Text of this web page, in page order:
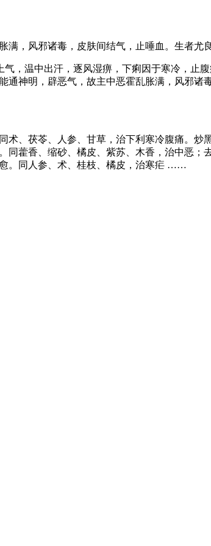
，风邪诸毒，皮肤间结气，止唾血。生者尤良
，温中出汗，逐风湿痹，下痢因于寒冷，止腹
神明，辟恶气，故主中恶霍乱胀满，风邪诸
、茯苓、人参、甘草，治下利寒冷腹痛。炒
藿香、缩砂、橘皮、紫苏、木香，治中恶；
。同人参、术、桂枝、橘皮，治寒疟 ……